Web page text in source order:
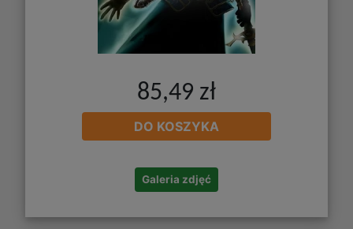
85,49 zł
DO KOSZYKA
Galeria zdjęć